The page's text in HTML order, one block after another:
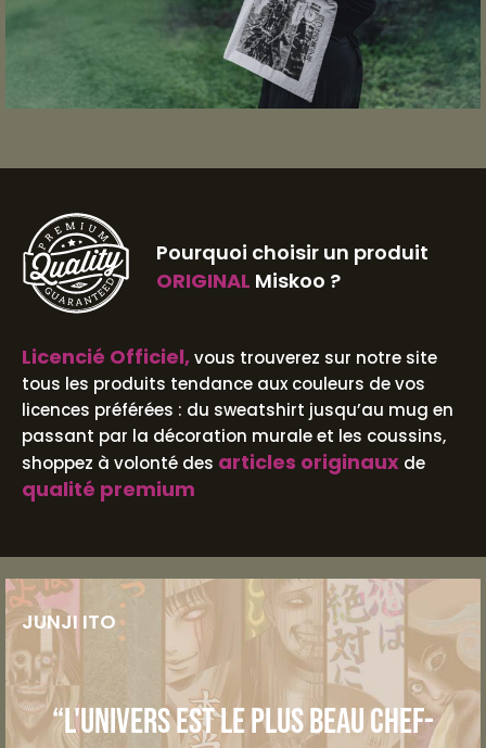
Pourquoi choisir un produit
ORIGINAL Miskoo ?
Licencié Officiel,vous trouverez sur notre site
tous les produits tendance aux couleurs de vos
licences préférées : du sweatshirt jusqu’au mug en
passant par la décoration murale et les coussins,
shoppez à volonté des articles originaux de
qualité premium
JUNJI ITO
“L'univers est le plus beau chef-